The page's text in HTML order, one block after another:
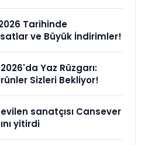
Tarihinde
ve Büyük İndirimler!
Yaz Rüzgarı:
Sizleri Bekliyor!
sanatçısı Cansever
yitirdi